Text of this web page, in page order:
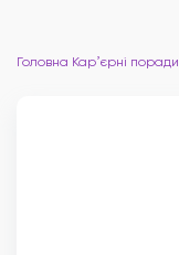
Головна Карʼєрні поради